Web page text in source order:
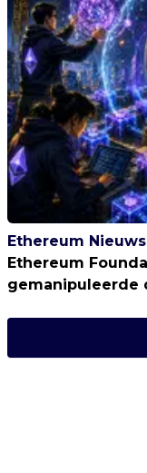
Ethereum Nieuws
Ethereum
gemanipuleerde